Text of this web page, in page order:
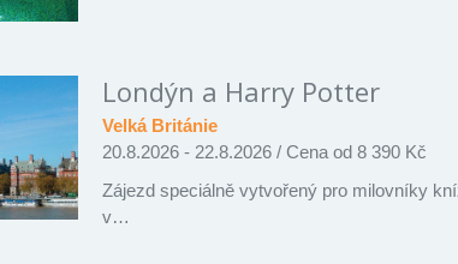
Londýn a Harry Potter
Velká Británie
20.8.2026 - 22.8.2026/ Cena od 8 390 Kč
Zájezd speciálně vytvořený pro milovníky
v…